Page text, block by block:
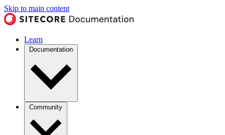
Skip to main content
Learn
Documentation
Community